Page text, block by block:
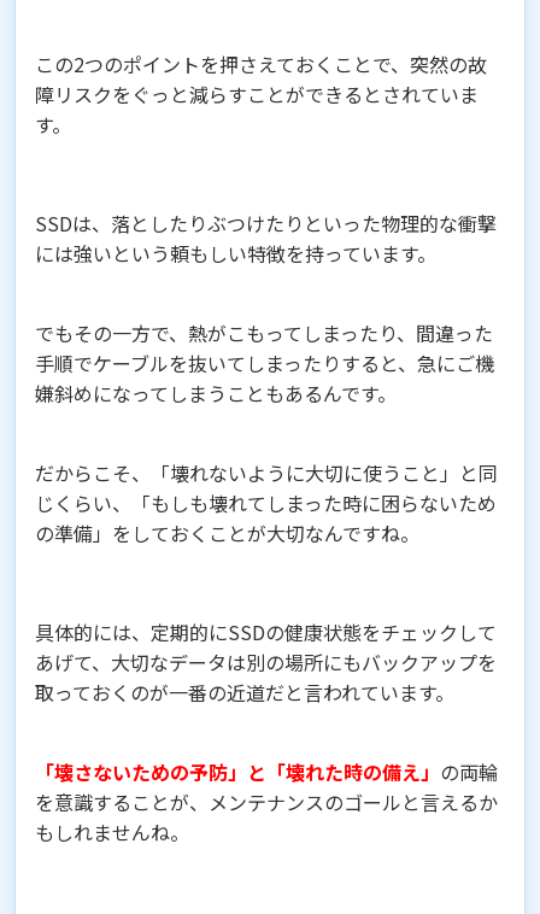
この2つのポイントを押さえておくことで、突然の故
障リスクをぐっと減らすことができるとされていま
す。
SSDは、落としたりぶつけたりといった物理的な衝撃
には強いという頼もしい特徴を持っています。
でもその一方で、熱がこもってしまったり、間違った
手順でケーブルを抜いてしまったりすると、急にご機
嫌斜めになってしまうこともあるんです。
だからこそ、「壊れないように大切に使うこと」と同
じくらい、「もしも壊れてしまった時に困らないため
の準備」をしておくことが大切なんですね。
具体的には、定期的にSSDの健康状態をチェックして
あげて、大切なデータは別の場所にもバックアップを
取っておくのが一番の近道だと言われています。
「壊さないための予防」と「壊れた時の備え」 の両輪
を意識することが、メンテナンスのゴールと言えるか
もしれませんね。